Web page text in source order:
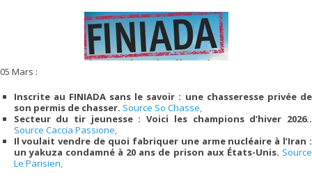
05 Mars :
Inscrite au FINIADA sans le savoir : une chasseresse privée de
son permis de chasser. Source So Chasse,
Secteur du tir jeunesse : Voici les champions d’hiver 2026..
Source Caccia Passione,
Il voulait vendre de quoi fabriquer une arme nucléaire à l’Iran :
un yakuza condamné à 20 ans de prison aux États-Unis. Source
Le Parisien,